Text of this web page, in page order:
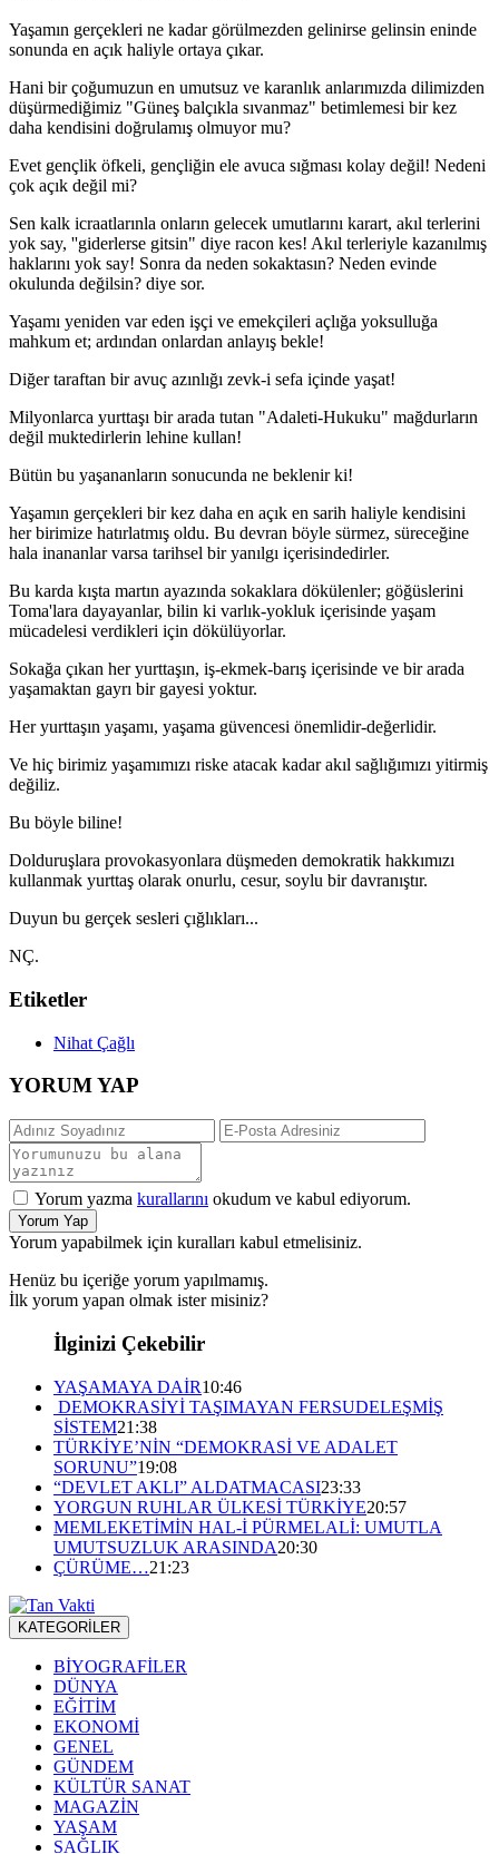
Yaşamın gerçekleri ne kadar görülmezden gelinirse gelinsin eninde
sonunda en açık haliyle ortaya çıkar.
Hani bir çoğumuzun en umutsuz ve karanlık anlarımızda dilimizden
düşürmediğimiz "Güneş balçıkla sıvanmaz" betimlemesi bir kez
daha kendisini doğrulamış olmuyor mu?
Evet gençlik öfkeli, gençliğin ele avuca sığması kolay değil! Nedeni
çok açık değil mi?
Sen kalk icraatlarınla onların gelecek umutlarını karart, akıl terlerini
yok say, ''giderlerse gitsin" diye racon kes! Akıl terleriyle kazanılmış
haklarını yok say! Sonra da neden sokaktasın? Neden evinde
okulunda değilsin? diye sor.
Yaşamı yeniden var eden işçi ve emekçileri açlığa yoksulluğa
mahkum et; ardından onlardan anlayış bekle!
Diğer taraftan bir avuç azınlığı zevk-i sefa içinde yaşat!
Milyonlarca yurttaşı bir arada tutan "Adaleti-Hukuku" mağdurların
değil muktedirlerin lehine kullan!
Bütün bu yaşananların sonucunda ne beklenir ki!
Yaşamın gerçekleri bir kez daha en açık en sarih haliyle kendisini
her birimize hatırlatmış oldu. Bu devran böyle sürmez, süreceğine
hala inananlar varsa tarihsel bir yanılgı içerisindedirler.
Bu karda kışta martın ayazında sokaklara dökülenler; göğüslerini
Toma'lara dayayanlar, bilin ki varlık-yokluk içerisinde yaşam
mücadelesi verdikleri için dökülüyorlar.
Sokağa çıkan her yurttaşın, iş-ekmek-barış içerisinde ve bir arada
yaşamaktan gayrı bir gayesi yoktur.
Her yurttaşın yaşamı, yaşama güvencesi önemlidir-değerlidir.
Ve hiç birimiz yaşamımızı riske atacak kadar akıl sağlığımızı yitirmiş
değiliz.
Bu böyle biline!
Dolduruşlara provokasyonlara düşmeden demokratik hakkımızı
kullanmak yurttaş olarak onurlu, cesur, soylu bir davranıştır.
Duyun bu gerçek sesleri çığlıkları...
NÇ.
Etiketler
Nihat Çağlı
YORUM YAP
Yorum yazma kurallarını okudum ve kabul ediyorum.
Yorum Yap
Yorum yapabilmek için kuralları kabul etmelisiniz.
Henüz bu içeriğe yorum yapılmamış.
İlk yorum yapan olmak ister misiniz?
İlginizi Çekebilir
YAŞAMAYA DAİR10:46
DEMOKRASİYİ TAŞIMAYAN FERSUDELEŞMİŞ
SİSTEM21:38
TÜRKİYE’NİN “DEMOKRASİ VE ADALET
SORUNU”19:08
“DEVLET AKLI” ALDATMACASI23:33
YORGUN RUHLAR ÜLKESİ TÜRKİYE20:57
MEMLEKETİMİN HAL-İ PÜRMELALİ: UMUTLA
UMUTSUZLUK ARASINDA20:30
ÇÜRÜME…21:23
KATEGORİLER
BİYOGRAFİLER
DÜNYA
EĞİTİM
EKONOMİ
GENEL
GÜNDEM
KÜLTÜR SANAT
MAGAZİN
YAŞAM
SAĞLIK